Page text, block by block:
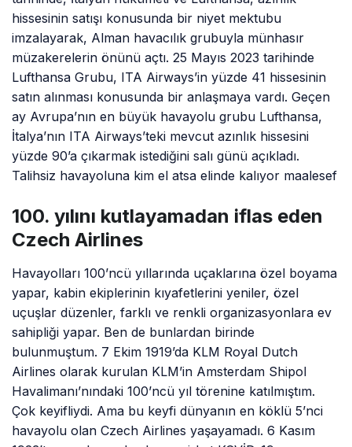
hissesinin satışı konusunda bir niyet mektubu
imzalayarak, Alman havacılık grubuyla münhasır
müzakerelerin önünü açtı. 25 Mayıs 2023 tarihinde
Lufthansa Grubu, ITA Airways’in yüzde 41 hissesinin
satın alınması konusunda bir anlaşmaya vardı. Geçen
ay Avrupa’nın en büyük havayolu grubu Lufthansa,
İtalya’nın ITA Airways’teki mevcut azınlık hissesini
yüzde 90’a çıkarmak istediğini salı günü açıkladı.
Talihsiz havayoluna kim el atsa elinde kalıyor maalesef
100. yılını kutlayamadan iflas eden
Czech Airlines
Havayolları 100’ncü yıllarında uçaklarına özel boyama
yapar, kabin ekiplerinin kıyafetlerini yeniler, özel
uçuşlar düzenler, farklı ve renkli organizasyonlara ev
sahipliği yapar. Ben de bunlardan birinde
bulunmuştum. 7 Ekim 1919’da KLM Royal Dutch
Airlines olarak kurulan KLM’in Amsterdam Shipol
Havalimanı’nındaki 100’ncü yıl törenine katılmıştım.
Çok keyifliydi. Ama bu keyfi dünyanın en köklü 5’nci
havayolu olan Czech Airlines yaşayamadı. 6 Kasım